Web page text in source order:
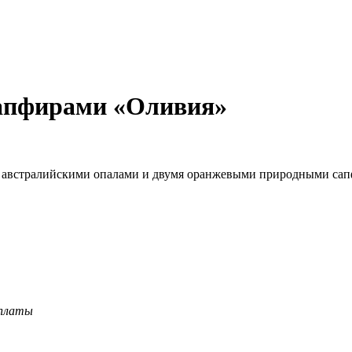
«Оливия»
опалами и двумя оранжевыми природными